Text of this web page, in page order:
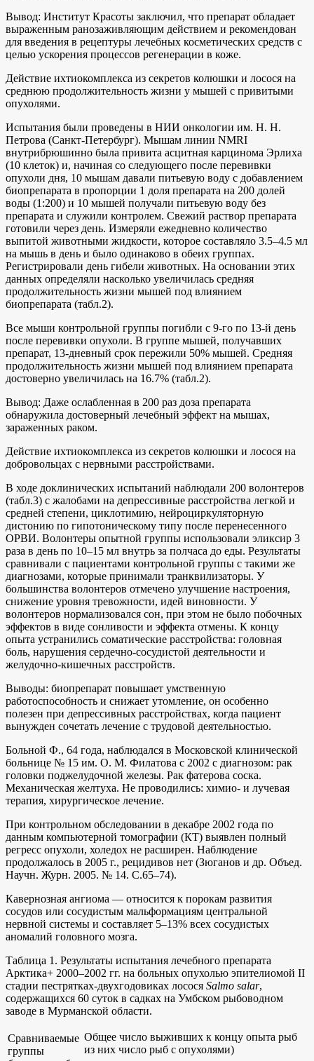
Вывод: Институт Красоты заключил, что препарат обладает
выраженным ранозаживляющим действием и рекомендован
для введения в рецептуры лечебных косметических средств с
целью ускорения процессов регенерации в коже.
Действие ихтиокомплекса из секретов колюшки и лосося на
среднюю продолжительность жизни у мышей с привитыми
опухолями.
Испытания были проведены в НИИ онкологии им. Н. Н.
Петрова (Санкт-Петербург). Мышам линии NMRI
внутрибрюшинно была привита асцитная карцинома Эрлиха
(10 клеток) и, начиная со следующего после перевивки
опухоли дня, 10 мышам давали питьевую воду с добавлением
биопрепарата в пропорции 1 доля препарата на 200 долей
воды (1:200) и 10 мышей получали питьевую воду без
препарата и служили контролем. Свежий раствор препарата
готовили через день. Измеряли ежедневно количество
выпитой животными жидкости, которое составляло 3.5–4.5 мл
на мышь в день и было одинаково в обеих группах.
Регистрировали день гибели животных. На основании этих
данных определяли насколько увеличилась средняя
продолжительность жизни мышей под влиянием
биопрепарата (табл.2).
Все мыши контрольной группы погибли с 9-го по 13-й день
после перевивки опухоли. В группе мышей, получавших
препарат, 13-дневный срок пережили 50% мышей. Средняя
продолжительность жизни мышей под влиянием препарата
достоверно увеличилась на 16.7% (табл.2).
Вывод: Даже ослабленная в 200 раз доза препарата
обнаружила достоверный лечебный эффект на мышах,
зараженных раком.
Действие ихтиокомплекса из секретов колюшки и лосося на
добровольцах с нервными расстройствами.
В ходе доклинических испытаний наблюдали 200 волонтеров
(табл.3) с жалобами на депрессивные расстройства легкой и
средней степени, циклотимию, нейроциркуляторную
дистонию по гипотоническому типу после перенесенного
ОРВИ. Волонтеры опытной группы использовали эликсир 3
раза в день по 10–15 мл внутрь за полчаса до еды. Результаты
сравнивали с пациентами контрольной группы с такими же
диагнозами, которые принимали транквилизаторы. У
большинства волонтеров отмечено улучшение настроения,
снижение уровня тревожности, идей виновности. У
волонтеров нормализовался сон, при этом не было побочных
эффектов в виде сонливости и эффекта отмены. К концу
опыта устранились соматические расстройства: головная
боль, нарушения сердечно-сосудистой деятельности и
желудочно-кишечных расстройств.
Выводы: биопрепарат повышает умственную
работоспособность и снижает утомление, он особенно
полезен при депрессивных расстройствах, когда пациент
вынужден сочетать лечение с трудовой деятельностью.
Больной Ф., 64 года, наблюдался в Московской клинической
больнице № 15 им. О. М. Филатова с 2002 с диагнозом: рак
головки поджелудочной железы. Рак фатерова соска.
Механическая желтуха. Не проводились: химио- и лучевая
терапия, хирургическое лечение.
При контрольном обследовании в декабре 2002 года по
данным компьютерной томографии (КТ) выявлен полный
регресс опухоли, холедох не расширен. Наблюдение
продолжалось в 2005 г., рецидивов нет (Зюганов и др. Объед.
Научн. Журн. 2005. № 14. С.65–74).
Кавернозная ангиома — относится к порокам развития
сосудов или сосудистым мальформациям центральной
нервной системы и составляет 5–13% всех сосудистых
аномалий головного мозга.
Таблица 1. Результаты испытания лечебного препарата
Арктика+ 2000–2002 гг. на больных опухолью эпителиомой II
стадии пестрятках-двухгодовиках лосося Salmo salar,
содержащихся 60 суток в садках на Умбском рыбоводном
заводе в Мурманской области.
Сравниваемые
группы
Общее число выживших к концу опыта рыб
из них число рыб с опухолями)